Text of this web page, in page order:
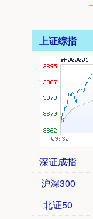
上证综指
深证成指
沪深300
北证50